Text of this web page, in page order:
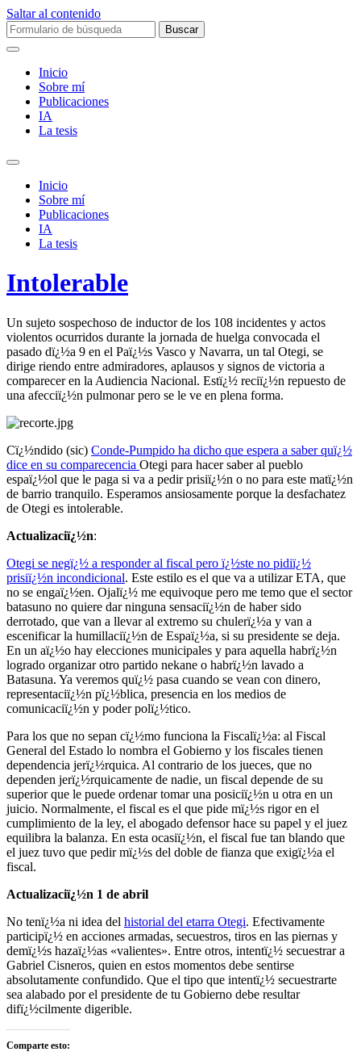
Saltar al contenido
Buscar:
Inicio
Sobre mí­
Publicaciones
IA
La tesis
Alternar
campo
búsqueda
Inicio
Sobre mí­
Publicaciones
IA
La tesis
Intolerable
Un sujeto sospechoso de inductor de los 108 incidentes y actos
violentos ocurridos durante la jornada de huelga convocada el
pasado dï¿½a 9 en el Paï¿½s Vasco y Navarra, un tal Otegi, se
dirige riendo entre admiradores, aplausos y signos de victoria a
comparecer en la Audiencia Nacional. Estï¿½ reciï¿½n repuesto de
una afecciï¿½n pulmonar pero se le ve en plena forma.
Cï¿½ndido (sic) Conde-Pumpido ha dicho que espera a saber quï¿½
dice en su comparecencia Otegi para hacer saber al pueblo
espaï¿½ol que le paga si va a pedir prisiï¿½n o no para este matï¿½n
de barrio tranquilo. Esperamos ansiosamente porque la desfachatez
de Otegi es intolerable.
Actualizaciï¿½n:
Otegi se negï¿½ a responder al fiscal pero ï¿½ste no pidiï¿½
prisiï¿½n incondicional. Este estilo es el que va a utilizar ETA, que
no se engaï¿½en. Ojalï¿½ me equivoque pero me temo que el sector
batasuno no quiere dar ninguna sensaciï¿½n de haber sido
derrotado, que van a llevar al extremo su chulerï¿½a y van a
escenificar la humillaciï¿½n de Espaï¿½a, si su presidente se deja.
En un aï¿½o hay elecciones municipales y para aquella habrï¿½n
logrado organizar otro partido nekane o habrï¿½n lavado a
Batasuna. Ya veremos quï¿½ pasa cuando se vean con dinero,
representaciï¿½n pï¿½blica, presencia en los medios de
comunicaciï¿½n y poder polï¿½tico.
Para los que no sepan cï¿½mo funciona la Fiscalï¿½a: al Fiscal
General del Estado lo nombra el Gobierno y los fiscales tienen
dependencia jerï¿½rquica. Al contrario de los jueces, que no
dependen jerï¿½rquicamente de nadie, un fiscal depende de su
superior que le puede ordenar tomar una posiciï¿½n u otra en un
juicio. Normalmente, el fiscal es el que pide mï¿½s rigor en el
cumplimiento de la ley, el abogado defensor hace su papel y el juez
equilibra la balanza. En esta ocasiï¿½n, el fiscal fue tan blando que
el juez tuvo que pedir mï¿½s del doble de fianza que exigï¿½a el
fiscal.
Actualizaciï¿½n 1 de abril
No tenï¿½a ni idea del historial del etarra Otegi. Efectivamente
participï¿½ en acciones armadas, secuestros, tiros en las piernas y
demï¿½s hazaï¿½as «valientes». Entre otros, intentï¿½ secuestrar a
Gabriel Cisneros, quien en estos momentos debe sentirse
absolutamente confundido. Que el tipo que intentï¿½ secuestrarte
sea alabado por el presidente de tu Gobierno debe resultar
difï¿½cilmente digerible.
Comparte esto: